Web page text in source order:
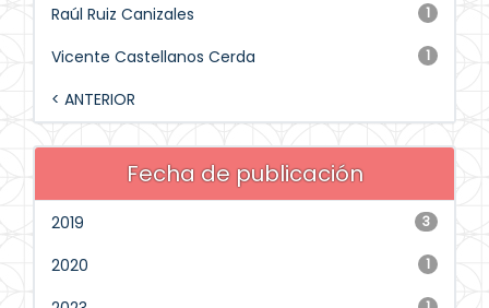
1
Raúl Ruiz Canizales
1
Vicente Castellanos Cerda
< ANTERIOR
Fecha de publicación
3
2019
1
2020